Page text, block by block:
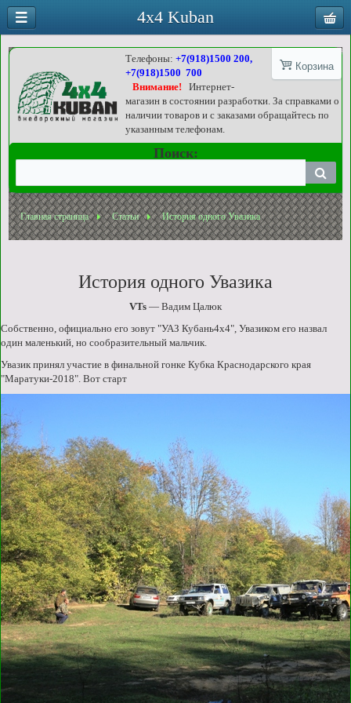
Корзина
Телефоны:+7(918)1500 200,
+7(918)1500 700
Внимание!
Интернет-
магазин в состоянии разработки. За справками о
наличии товаров и с заказами обращайтесь по
указанным телефонам.
Поиск:
Главная страница Статьи История одного Увазика
История одного Увазика
VTs — Вадим Цалюк
Собственно, официально его зовут "УАЗ Кубань4х4", Увазиком его назвал
один маленький, но сообразительный мальчик.
Увазик принял участие в финальной гонке Кубка Краснодарского края
"Маратуки-2018". Вот старт
4x4 Kuban